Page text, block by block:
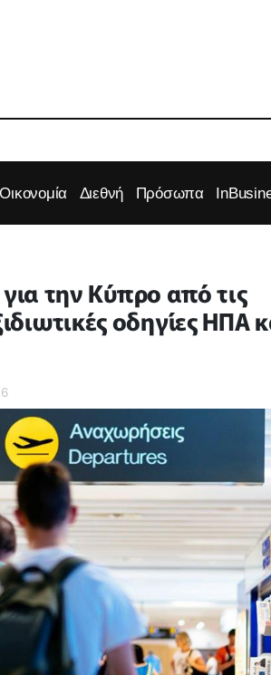
Οικονομία Διεθνή Πρόσωπα
για την Κύπρο από τις
οδηγίες ΗΠΑ